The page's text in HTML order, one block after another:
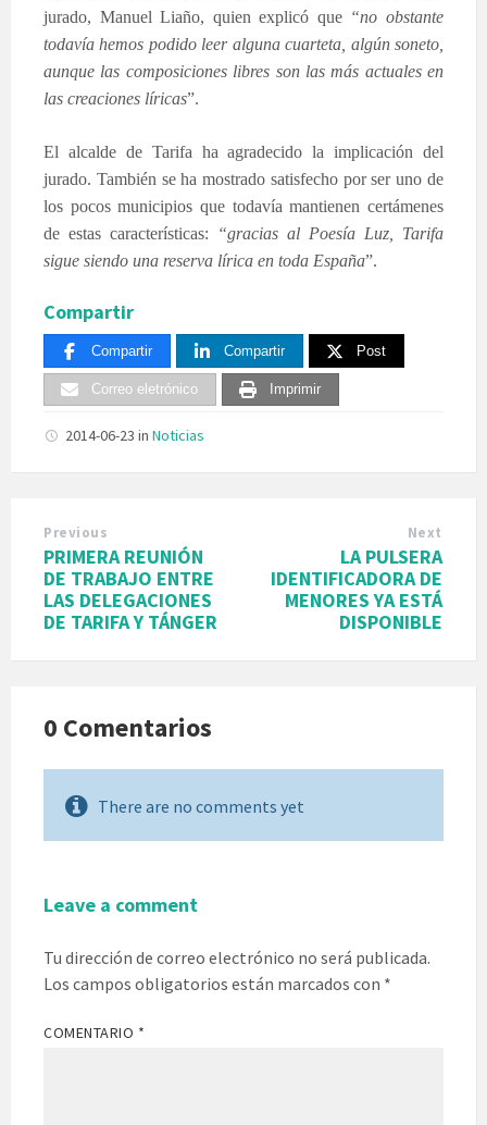
jurado, Manuel Liaño, quien explicó que “no obstante
todavía hemos podido leer alguna cuarteta, algún soneto,
aunque las composiciones libres son las más actuales en
las creaciones líricas”.
El alcalde de Tarifa ha agradecido la implicación del
jurado. También se ha mostrado satisfecho por ser uno de
los pocos municipios que todavía mantienen certámenes
de estas características:
“gracias al Poesía Luz, Tarifa
sigue siendo una reserva lírica en toda España”.
Compartir
Compartir Compartir Post
Correo eletrónico Imprimir
2014-06-23 in Noticias
Previous
PRIMERA REUNIÓN
DE TRABAJO ENTRE
LAS DELEGACIONES
DE TARIFA Y TÁNGER
Next
LA PULSERA
IDENTIFICADORA DE
MENORES YA ESTÁ
DISPONIBLE
0 Comentarios
There are no comments yet
Leave a comment
Tu dirección de correo electrónico no será publicada.
Los campos obligatorios están marcados con *
COMENTARIO *